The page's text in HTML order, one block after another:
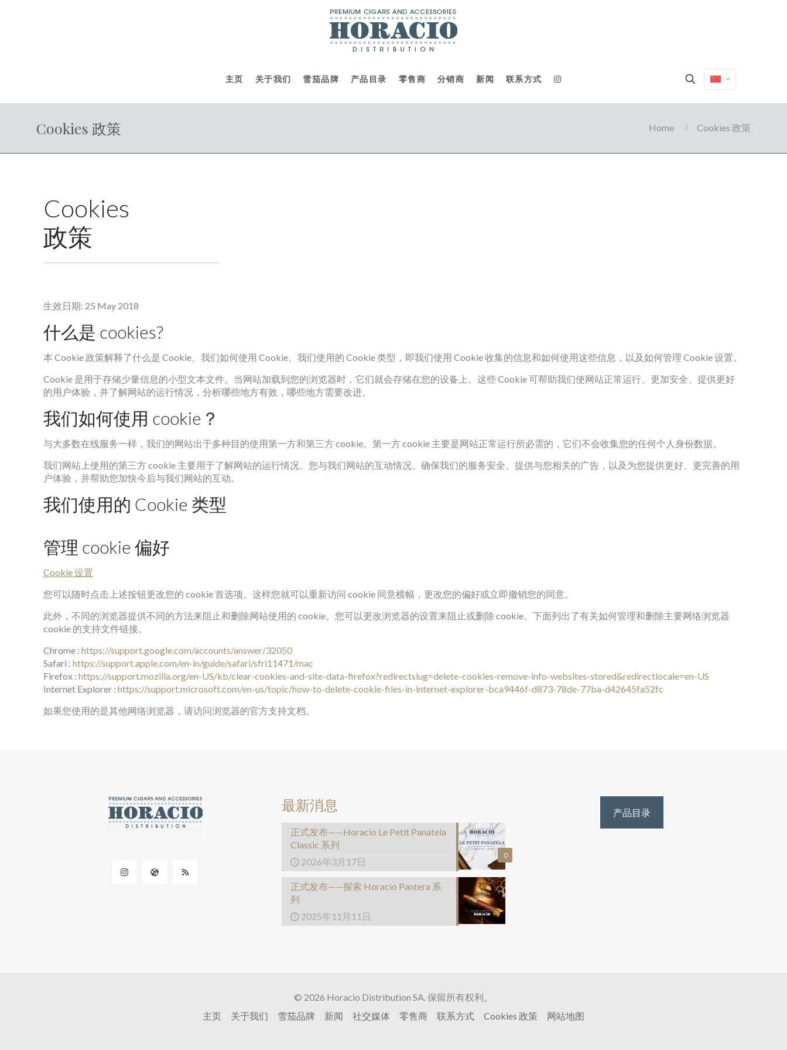
主页 关于我们 雪茄品牌 产品目录 零售商 分销商 新闻 联系方式
Cookies 政策 Home Cookies 政策
Cookies
政策
生效日期: 25 May 2018
什么是 cookies?
本 Cookie 政策解释了什么是 Cookie、我们如何使用 Cookie、我们使用的 Cookie 类型，即我们使用 Cookie 收集的信息和如何使用这些信息，以及如何管理 Cookie 设置。
Cookie 是用于存储少量信息的小型文本文件。当网站加载到您的浏览器时，它们就会存储在您的设备上。这些 Cookie 可帮助我们使网站正常运行、更加安全、提供更好
的用户体验，并了解网站的运行情况，分析哪些地方有效，哪些地方需要改进。
我们如何使用 cookie？
与大多数在线服务一样，我们的网站出于多种目的使用第一方和第三方 cookie。第一方 cookie 主要是网站正常运行所必需的，它们不会收集您的任何个人身份数据。
我们网站上使用的第三方 cookie 主要用于了解网站的运行情况、您与我们网站的互动情况、确保我们的服务安全、提供与您相关的广告，以及为您提供更好、更完善的用
户体验，并帮助您加快今后与我们网站的互动。
我们使用的 Cookie 类型
管理 cookie 偏好
Cookie 设置
您可以随时点击上述按钮更改您的 cookie 首选项。这样您就可以重新访问 cookie 同意横幅，更改您的偏好或立即撤销您的同意。
此外，不同的浏览器提供不同的方法来阻止和删除网站使用的 cookie。您可以更改浏览器的设置来阻止或删除 cookie。下面列出了有关如何管理和删除主要网络浏览器
cookie 的支持文件链接。
Chrome : https://support.google.com/accounts/answer/32050
Safari : https://support.apple.com/en-in/guide/safari/sfri11471/mac
Firefox : https://support.mozilla.org/en-US/kb/clear-cookies-and-site-data-firefox?redirectslug=delete-cookies-remove-info-websites-stored&redirectlocale=en-US
Internet Explorer : https://support.microsoft.com/en-us/topic/how-to-delete-cookie-files-in-internet-explorer-bca9446f-d873-78de-77ba-d42645fa52fc
如果您使用的是其他网络浏览器，请访问浏览器的官方支持文档。
最新消息
0
正式发布——Horacio Le Petit Panatela
Classic 系列
2026年3月17日
正式发布——探索 Horacio Pantera 系
列
2025年11月11日
产品目录
© 2026 Horacio Distribution SA. 保留所有权利。
主页
关于我们 雪茄品牌 新闻 社交媒体 零售商 联系方式 Cookies 政策 网站地图